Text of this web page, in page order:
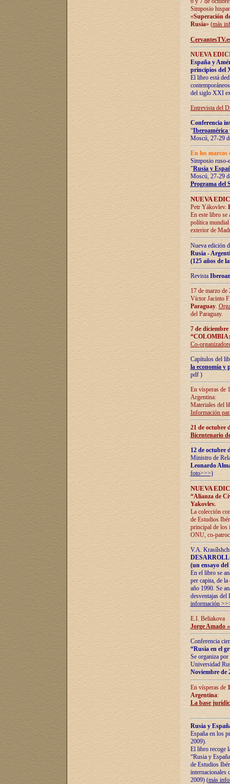
Simposio
«Superación
Rusia» (más
NUEVA
España y
principios del
El libro está
del siglo XXI
Entrevista del
Conferencia
“Iberoamérica
Moscú, 27-29
En los marcos
Simposio ruso-
"Rusia y
Moscú, 27-29
Programa del
NUEVA
Petr Yákovlev.
En este libro se
política mundial
exterior de
Nueva edición
Rusia -
(125 años de
Revista
17 de marzo
Víctor Jacinto
Paraguay.
del Paraguay.
7 de
Co-
Capítulos del
la economía y
pdf )
En vísperas de
Argentina:
Materiales del
Información
21 de octubre
Bicentenario
12 de octubre
Ministro de
Leonardo
foto>>>)
NUEVA
“Alianza de
Yakovlev.
La colección
de Estudios
principal de los
ONU, co-
V.A.
(un ensayo
En el libro se
per capita, de
año 1990. Se
desventajas
información
E.I. Beliakova
Jorge Amado
Conferencia
“Rusia en el
Se organiza
Universidad
Noviembre de
En vísperas de
Argentina:
La base
Rusia y
España en los
2009).
El libro recoge
“Rusia y
de Estudios
internacionales
2009) (más